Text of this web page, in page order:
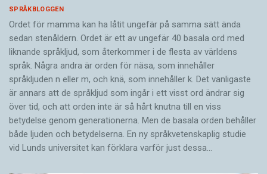
SPRÅKBLOGGEN
Ordet för mamma kan ha låtit ungefär på samma sätt ända
sedan stenåldern. Ordet är ett av ungefär 40 basala ord med
liknande språkljud, som återkommer i de flesta av världens
språk. Några andra är orden för näsa, som innehåller
språkljuden n eller m, och knä, som innehåller k. Det vanligaste
är annars att de språkljud som ingår i ett visst ord ändrar sig
över tid, och att orden inte är så hårt knutna till en viss
betydelse genom generationerna. Men de basala orden behåller
både ljuden och betydelserna. En ny språkvetenskaplig studie
vid Lunds universitet kan förklara varför just dessa…